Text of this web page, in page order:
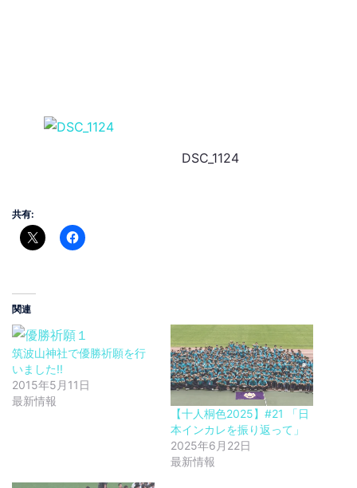
DSC_1124
共有:
関連
筑波山神社で優勝祈願を行
いました!!
2015年5月11日
最新情報
【十人桐色2025】#21 「日
本インカレを振り返って」
2025年6月22日
最新情報